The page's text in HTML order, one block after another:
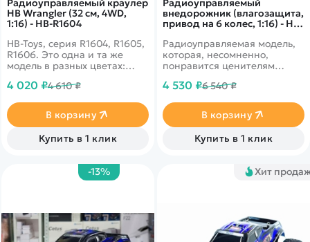
Радиоуправляемый краулер
HB Wrangler (32 см, 4WD,
1:16) - HB-R1604
HB-Toys, серия R1604, R1605,
R1606. Это одна и та же
модель в разных цветах:
зеленый (R1605) и
4 020 ₽4 610 ₽
В корзину
Купить в 1 клик
Радиоуправляемый
внедорожник (влагозащита,
привод на 6 колес, 1:16) - HB-
Радиоуправляемая модель,
которая, несомненно,
понравится ценителям
4 530 ₽6 540 ₽
В корзину
Купить в 1 клик
-13% Хит